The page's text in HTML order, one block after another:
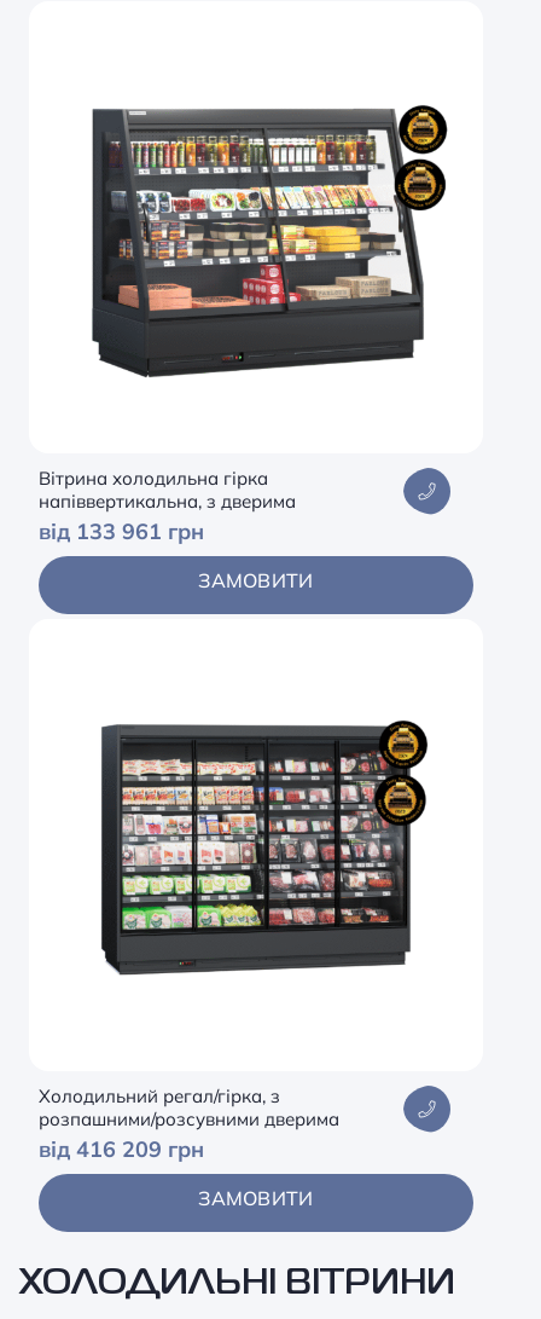
Вітрина холодильна гірка
напіввертикальна, з дверима
від 133 961 грн
ЗАМОВИТИ
Холодильний регал/гірка, з
розпашними/розсувними дверима
від 416 209 грн
ЗАМОВИТИ
ХОЛОДИЛЬНІ ВІТРИНИ